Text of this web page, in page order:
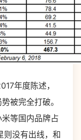
年度陈述，
被完全打破。
等国内品牌占
则没有出线，和